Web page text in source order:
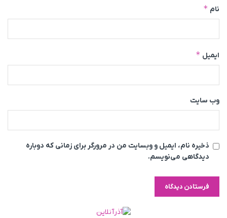
نام *
ایمیل *
وب‌ سایت
ذخیره نام، ایمیل و وبسایت من در مرورگر برای زمانی که دوباره
دیدگاهی می‌نویسم.